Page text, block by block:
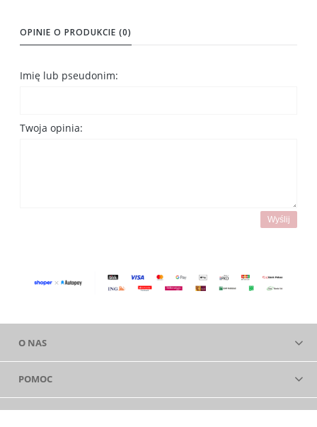
OPINIE O PRODUKCIE (0)
Imię lub pseudonim:
Twoja opinia:
Wyślij
O NAS
POMOC